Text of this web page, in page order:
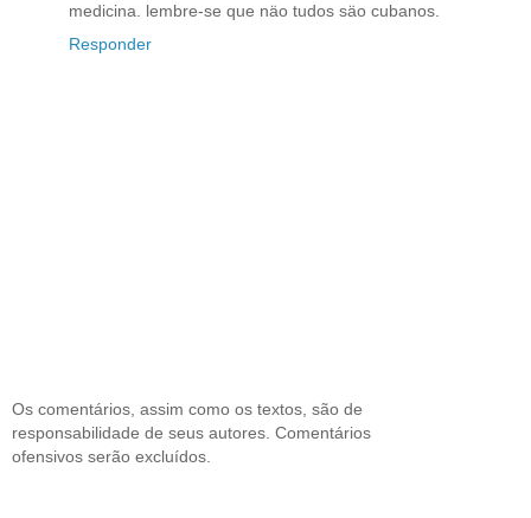
medicina. lembre-se que näo tudos säo cubanos.
Responder
Os comentários, assim como os textos, são de
responsabilidade de seus autores. Comentários
ofensivos serão excluídos.